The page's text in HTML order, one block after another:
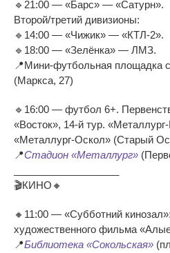
🔹21:00 — «Барс» — «Сатурн».
Второй/третий дивизионы:
🔹14:00 — «Чижик» — «КТЛ-2».
🔹18:00 — «Зелёнка» — ЛМЗ.
📍Мини-футбольная площадка
(Маркса, 27)
🔹16:00 — футбол 6+.
«Восток», 14-й тур.
«Металлург-Оскол» (Старый
📍Стадион «Металлург»
🎬КИНО🔸
🔸11:00 — «Субботний
художественного фильма
📍Библиотека «Сокольская»